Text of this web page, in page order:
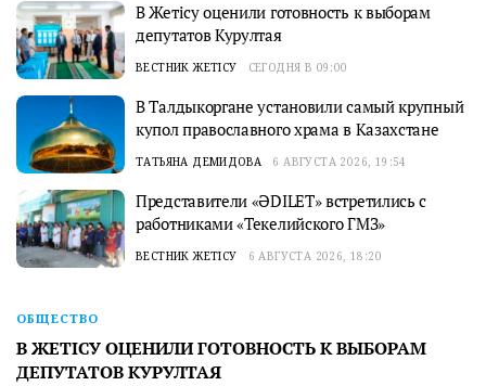
В Жетісу оценили готовность к выборам
депутатов Курултая
ВЕСТНИК ЖЕТІСУ СЕГОДНЯ В 09:00
В Талдыкоргане установили самый крупный
купол православного храма в Казахстане
ТАТЬЯНА ДЕМИДОВА 6 АВГУСТА 2026, 19:54
Представители «ӘDILET» встретились с
работниками «Текелийского ГМЗ»
ВЕСТНИК ЖЕТІСУ 6 АВГУСТА 2026, 18:20
ОБЩЕСТВО
В ЖЕТІСУ ОЦЕНИЛИ ГОТОВНОСТЬ К ВЫБОРАМ
ДЕПУТАТОВ КУРУЛТАЯ